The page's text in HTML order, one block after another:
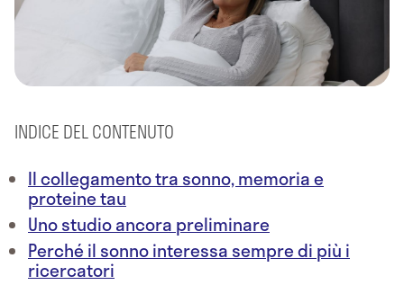
INDICE DEL CONTENUTO
Il collegamento tra sonno, memoria e
proteine tau
Uno studio ancora preliminare
Perché il sonno interessa sempre di più i
ricercatori